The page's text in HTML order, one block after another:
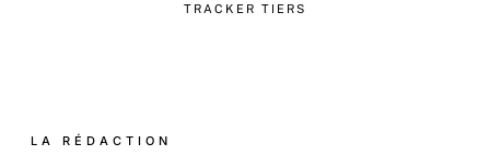
TRACKER TIERS
LA RÉDACTION